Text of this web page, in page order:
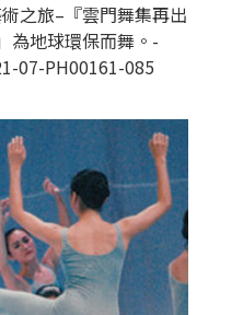
之旅–『雲門舞集再出
為地球環保而舞。-
07-PH00161-085